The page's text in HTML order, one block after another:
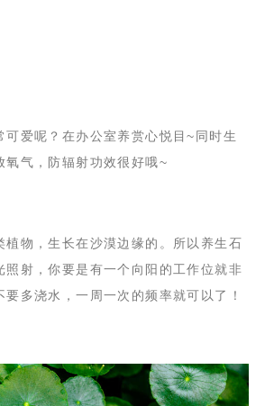
可爱呢？在办公室养赏心悦目~同时生
氧气，防辐射功效很好哦~
植物，生长在沙漠边缘的。所以养生石
照射，你要是有一个向阳的工作位就非
多浇水，一周一次的频率就可以了！